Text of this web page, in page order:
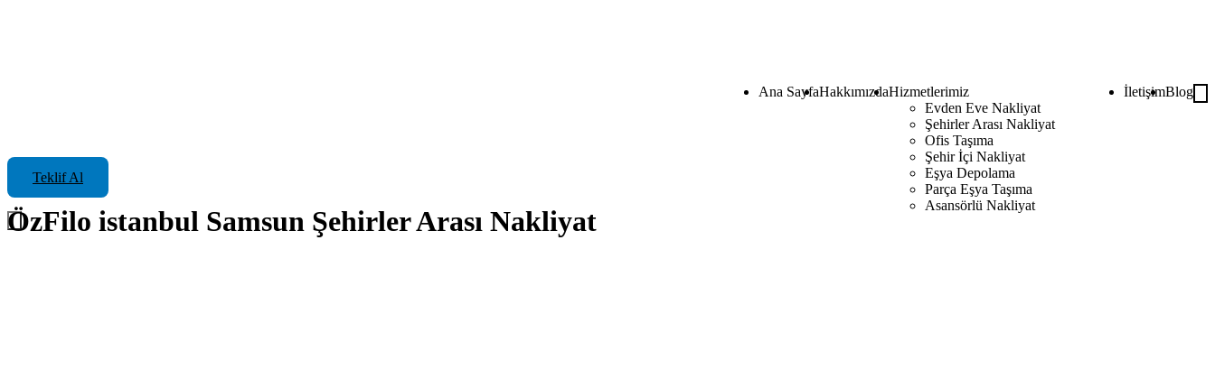
Ana SayfaHakkımızdaHizmetlerimiz
Evden Eve Nakliyat
Şehirler Arası Nakliyat
Ofis Taşıma
Şehir İçi Nakliyat
Eşya Depolama
Parça Eşya Taşıma
Asansörlü Nakliyat
İletişimBlog
Teklif Al
ÖzFilo istanbul Samsun Şehirler Arası Nakliyat